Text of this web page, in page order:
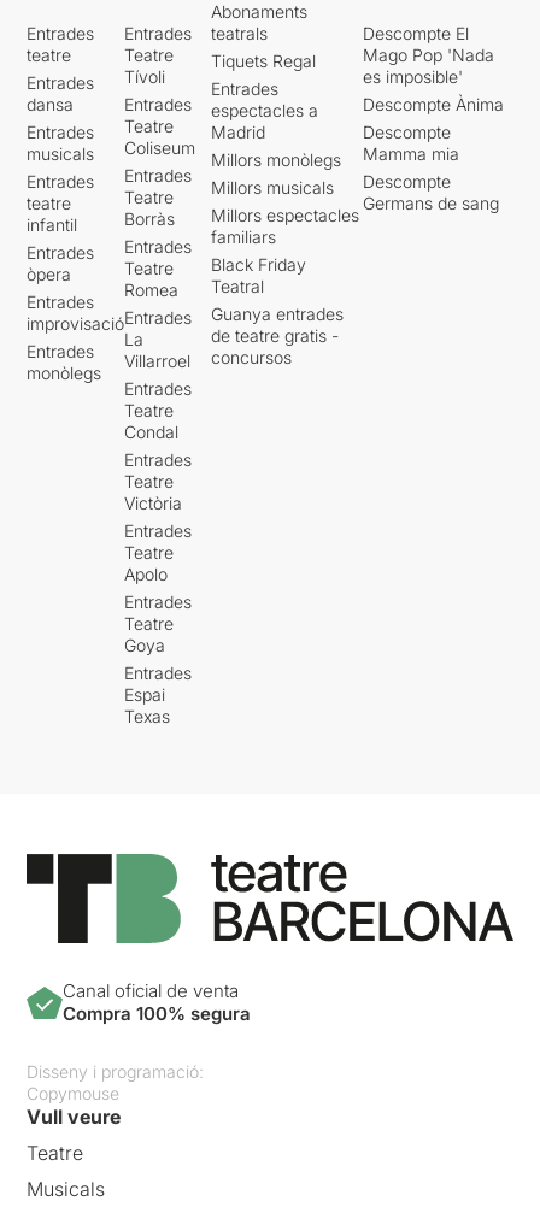
Entrades
teatre
Entrades
dansa
Entrades
musicals
Entrades
teatre
infantil
Entrades
òpera
Entrades
improvisació
Entrades
monòlegs
Entrades
Teatre
Tívoli
Entrades
Teatre
Coliseum
Entrades
Teatre
Borràs
Entrades
Teatre
Romea
Entrades
La
Villarroel
Entrades
Teatre
Condal
Entrades
Teatre
Victòria
Entrades
Teatre
Apolo
Entrades
Teatre
Goya
Entrades
Espai
Texas
Abonaments
teatrals
Tiquets Regal
Entrades
espectacles a
Madrid
Millors monòlegs
Millors musicals
Millors espectacles
familiars
Black Friday
Teatral
Guanya entrades
de teatre gratis -
concursos
Descompte El
Mago Pop 'Nada
es imposible'
Descompte Ànima
Descompte
Mamma mia
Descompte
Germans de sang
Canal oficial de venta
Compra 100% segura
Disseny i programació:
Copymouse
Vull veure
Teatre
Musicals